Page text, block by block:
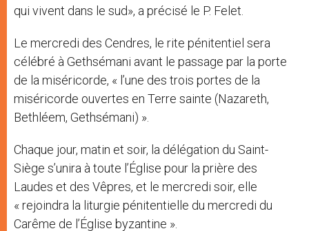
qui vivent dans le sud», a précisé le P. Felet.
Le mercredi des Cendres, le rite pénitentiel sera
célébré à Gethsémani avant le passage par la porte
de la miséricorde, « l’une des trois portes de la
miséricorde ouvertes en Terre sainte (Nazareth,
Bethléem, Gethsémani) ».
Chaque jour, matin et soir, la délégation du Saint-
Siège s’unira à toute l’Église pour la prière des
Laudes et des Vêpres, et le mercredi soir, elle
« rejoindra la liturgie pénitentielle du mercredi du
Carême de l’Église byzantine ».